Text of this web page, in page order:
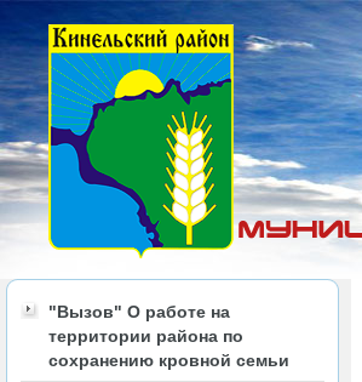
"Вызов" О работе на
территории района по
сохранению кровной семьи